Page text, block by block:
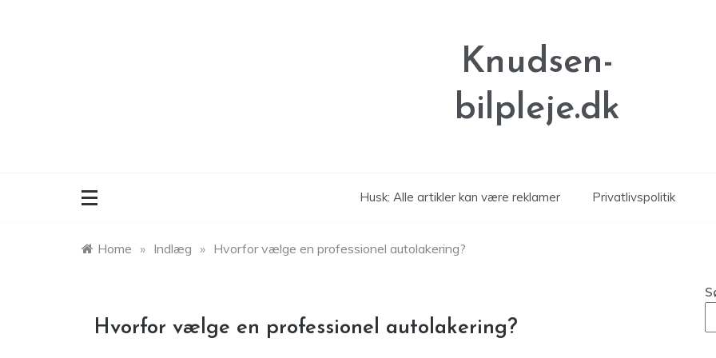
Knudsen-
bilpleje.dk
Husk: Alle artikler kan være reklamer Privatlivspolitik
Home » Indlæg » Hvorfor vælge en professionel autolakering?
Hvorfor vælge en professionel autolakering?